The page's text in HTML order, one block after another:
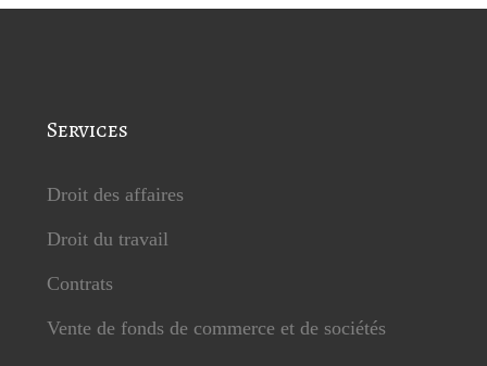
Services
Droit des affaires
Droit du travail
Contrats
Vente de fonds de commerce et de sociétés